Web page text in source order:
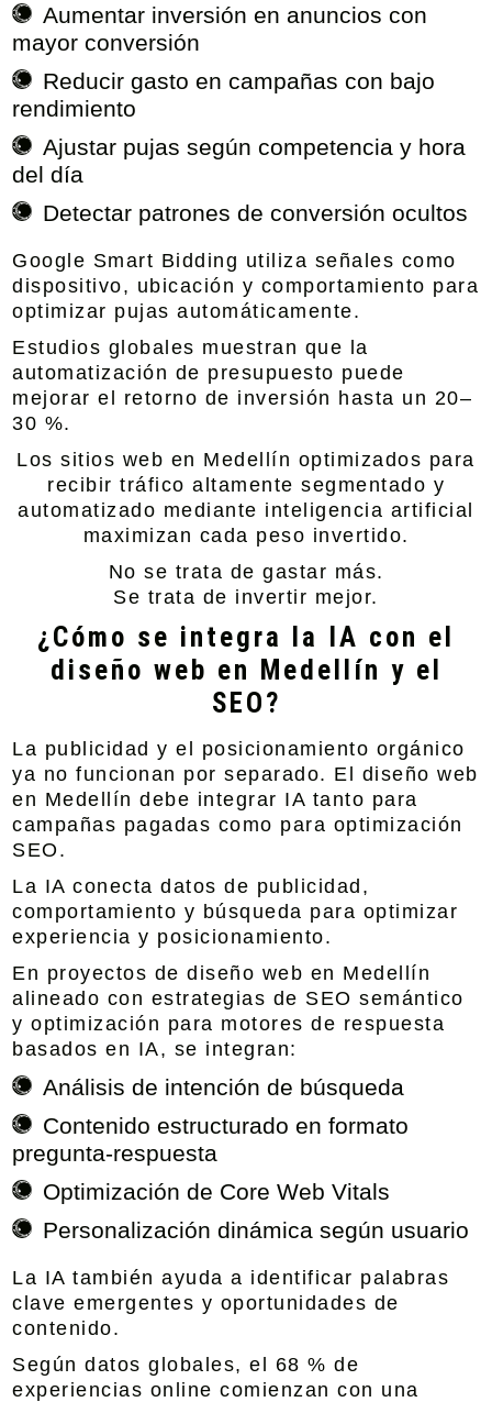
Aumentar inversión en anuncios con
mayor conversión
Reducir gasto en campañas con bajo
rendimiento
Ajustar pujas según competencia y hora
del día
Detectar patrones de conversión ocultos
Google Smart Bidding utiliza señales como
dispositivo, ubicación y comportamiento para
optimizar pujas automáticamente.
Estudios globales muestran que la
automatización de presupuesto puede
mejorar el retorno de inversión hasta un 20–
30 %.
Los sitios web en Medellín optimizados para
recibir tráfico altamente segmentado y
automatizado mediante inteligencia artificial
maximizan cada peso invertido.
No se trata de gastar más.
Se trata de invertir mejor.
¿Cómo se integra la IA con el
diseño web en Medellín y el
SEO?
La publicidad y el posicionamiento orgánico
ya no funcionan por separado. El diseño web
en Medellín debe integrar IA tanto para
campañas pagadas como para optimización
SEO.
La IA conecta datos de publicidad,
comportamiento y búsqueda para optimizar
experiencia y posicionamiento.
En proyectos dediseño web en Medellín
alineado con estrategias de SEO semántico
y optimización para motores de respuesta
basados en IA, se integran:
Análisis de intención de búsqueda
Contenido estructurado en formato
pregunta-respuesta
Optimización de Core Web Vitals
Personalización dinámica según usuario
La IA también ayuda a identificar palabras
clave emergentes y oportunidades de
contenido.
Según datos globales, el 68 % de
experiencias online comienzan con una